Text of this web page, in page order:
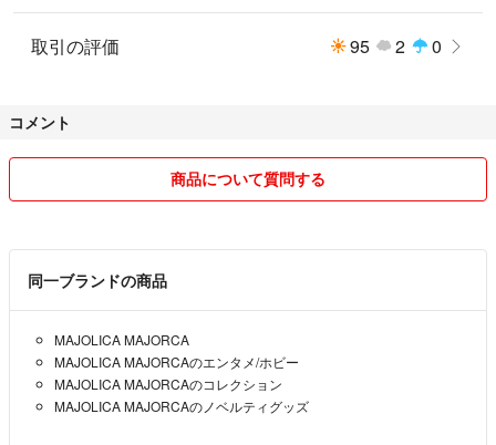
取引の評価 95 2 0
コメント
商品について質問する
同一ブランドの商品
MAJOLICA MAJORCA
MAJOLICA MAJORCAのエンタメ/ホビー
MAJOLICA MAJORCAのコレクション
MAJOLICA MAJORCAのノベルティグッズ